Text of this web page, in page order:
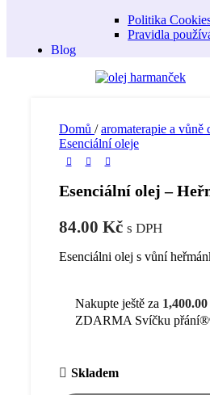
Politika
Pravidla
Blog
Domů / aromaterapie a vůně
Esenciální oleje
Esenciální olej –
84.00 Kč s DPH
Esenciálni olej s vůní
Nakupte ještě za 1,400.00
ZDARMA Svíčku
Skladem